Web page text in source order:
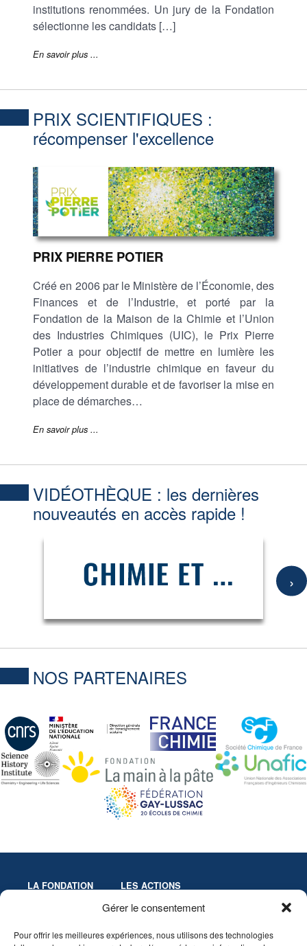
Gérer le consentement
Pour offrir les meilleures expériences, nous utilisons des technologies
institutions renommées. Un jury de la Fondation
sélectionne les candidats […]
En savoir plus ...
PRIX SCIENTIFIQUES :
récompenser l'excellence
PRIX PIERRE POTIER
Créé en 2006 par le Ministère de l’Économie, des
Finances et de l’Industrie, et porté par la
Fondation de la Maison de la Chimie et l’Union
des Industries Chimiques (UIC), le Prix Pierre
Potier a pour objectif de mettre en lumière les
initiatives de l’industrie chimique en faveur du
développement durable et de favoriser la mise en
place de démarches…
En savoir plus ...
VIDÉOTHÈQUE : les dernières
nouveautés en accès rapide !
›
NOS PARTENAIRES
LA FONDATION
Statuts
LES ACTIONS
Colloques
Innovation-Recherche